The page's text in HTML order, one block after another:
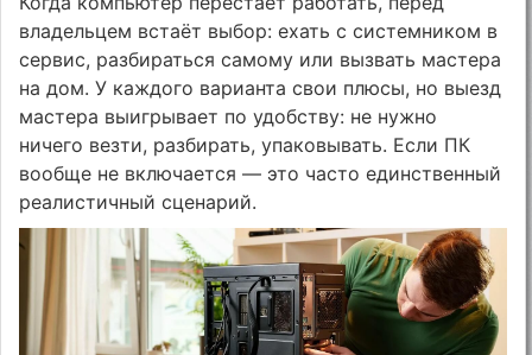
владельцем встаёт выбор: ехать с системником в
сервис, разбираться самому или вызвать мастера
на дом. У каждого варианта свои плюсы, но выезд
мастера выигрывает по удобству: не нужно
ничего везти, разбирать, упаковывать. Если ПК
вообще не включается — это часто единственный
реалистичный сценарий.